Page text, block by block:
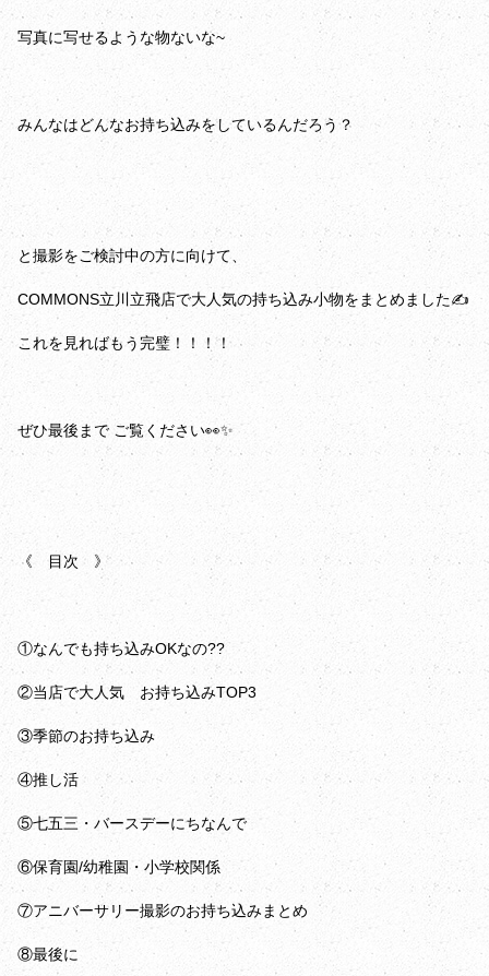
写真に写せるような物ないな~
みんなはどんなお持ち込みをしているんだろう？
と撮影をご検討中の方に向けて、
COMMONS立川立飛店で大人気の持ち込み小物をまとめました✍️
これを見ればもう完璧！！！！
ぜひ最後まで ご覧ください👀✨️
《 目次 》
①なんでも持ち込みOKなの??
②当店で大人気 お持ち込みTOP3
③季節のお持ち込み
④推し活
⑤七五三・バースデーにちなんで
⑥保育園/幼稚園・小学校関係
⑦アニバーサリー撮影のお持ち込みまとめ
⑧最後に